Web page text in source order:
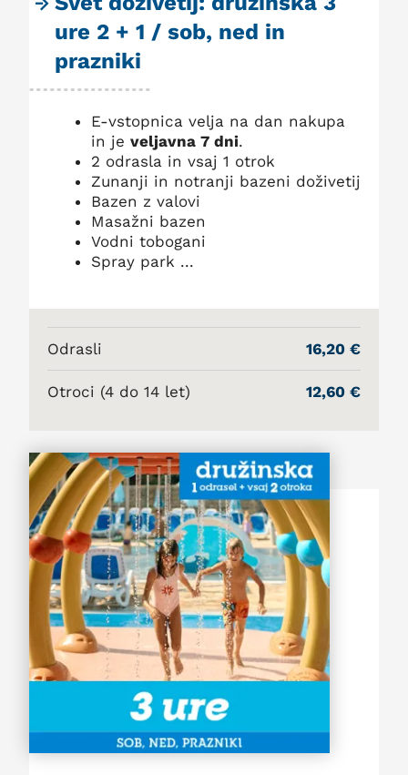
ure 2 + 1 / sob, ned in
prazniki
E-vstopnica velja na dan nakupa
in je veljavna 7 dni.
2 odrasla in vsaj 1 otrok
Zunanji in notranji bazeni doživetij
Bazen z valovi
Masažni bazen
Vodni tobogani
Spray park ...
Odrasli 16,20 €
Otroci (4 do 14 let) 12,60 €